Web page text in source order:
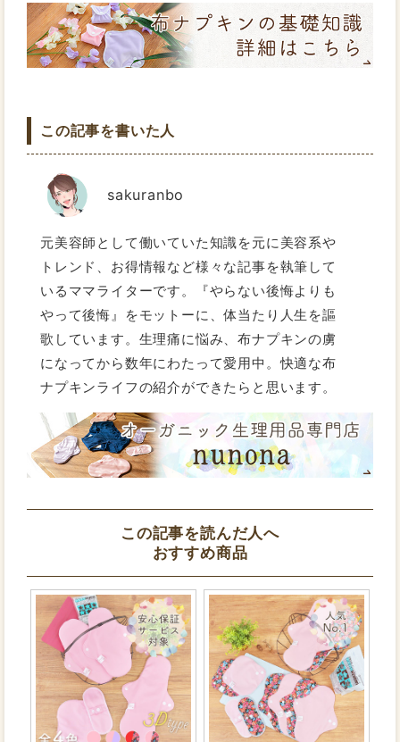
この記事を書いた人
sakuranbo
元美容師として働いていた知識を元に美容系や
トレンド、お得情報など様々な記事を執筆して
いるママライターです。『やらない後悔よりも
やって後悔』をモットーに、体当たり人生を謳
歌しています。生理痛に悩み、布ナプキンの虜
になってから数年にわたって愛用中。快適な布
ナプキンライフの紹介ができたらと思います。
この記事を読んだ人へ
おすすめ商品